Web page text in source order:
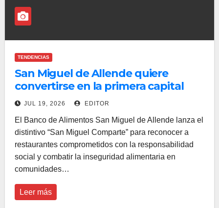
TENDENCIAS
San Miguel de Allende quiere
convertirse en la primera capital
gastronómica con conciencia de
JUL 19, 2026 EDITOR
El Banco de Alimentos San Miguel de Allende lanza el
distintivo “San Miguel Comparte” para reconocer a
restaurantes comprometidos con la responsabilidad
social y combatir la inseguridad alimentaria en
comunidades…
Leer más